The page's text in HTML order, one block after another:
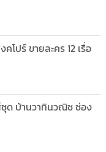
ปร์ ขายละคร 12 เรื่อ
ชุด บ้านวาทินวณิช ช่อง